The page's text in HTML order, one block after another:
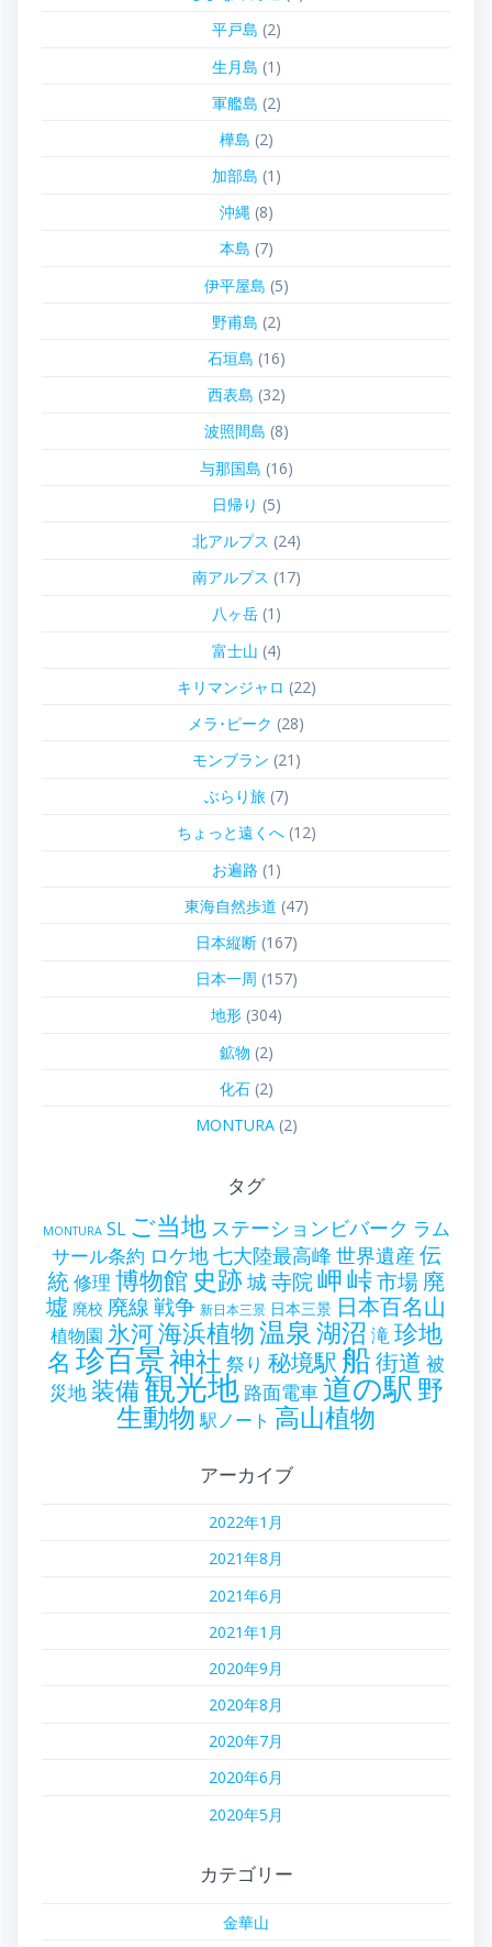
平戸島 (2)
生月島 (1)
軍艦島 (2)
樺島 (2)
加部島 (1)
沖縄(8)
本島 (7)
伊平屋島 (5)
野甫島 (2)
石垣島 (16)
西表島 (32)
波照間島 (8)
与那国島 (16)
日帰り (5)
北アルプス (24)
南アルプス (17)
八ヶ岳(1)
富士山 (4)
キリマンジャロ (22)
メラ･ピーク (28)
モンブラン (21)
ぶらり旅(7)
ちょっと遠くへ(12)
お遍路 (1)
東海自然歩道 (47)
日本縦断(167)
日本一周 (157)
地形(304)
鉱物 (2)
化石(2)
MONTURA(2)
タグ
MONTURA SL ご当地 ステーションビバーク ラム
サール条約 ロケ地七大陸最高峰 世界遺産 伝
統修理 博物館 史跡城寺院岬峠市場 廃
墟 廃校 廃線戦争 新日本三景 日本三景 日本百名山
植物園 氷河海浜植物温泉湖沼 滝 珍地
名 珍百景神社 祭り 秘境駅 船街道 被
災地 装備観光地 路面電車道の駅 野
生動物 駅ノート 高山植物
アーカイブ
2022年1月
2021年8月
2021年6月
2021年1月
2020年9月
2020年8月
2020年7月
2020年6月
2020年5月
カテゴリー
金華山